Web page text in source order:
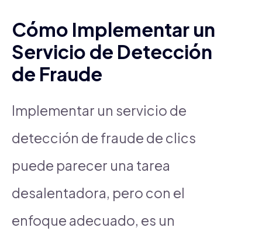
Cómo Implementar un
Servicio de Detección
de Fraude
Implementar un servicio de
detección de fraude de clics
puede parecer una tarea
desalentadora, pero con el
enfoque adecuado, es un